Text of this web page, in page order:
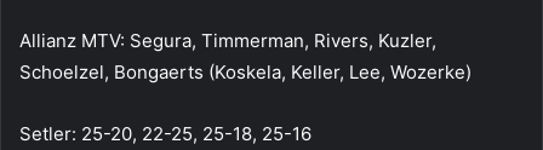
Allianz MTV: Segura, Timmerman, Rivers, Kuzler,
Schoelzel, Bongaerts (Koskela, Keller, Lee, Wozerke)
Setler: 25-20, 22-25, 25-18, 25-16